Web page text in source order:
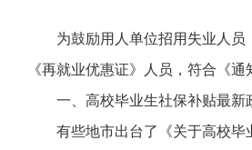
为鼓励用人单位招用失业人
《再就业优惠证》人员，符合《
一、高校毕业生社保补贴最新
有些地市出台了《关于高校